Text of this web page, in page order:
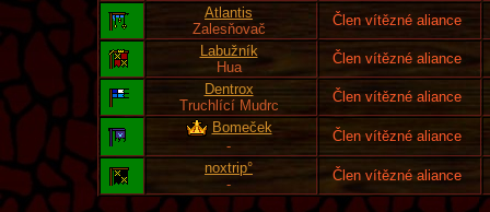
Atlantis
Zalesňovač
Člen vítězné aliance
Labužník
Hua
Člen vítězné aliance
Dentrox
Truchlící Mudrc
Člen vítězné aliance
Bomeček
-
Člen vítězné aliance
noxtrip°
-
Člen vítězné aliance